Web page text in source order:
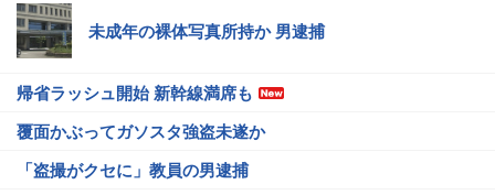
未成年の裸体写真所持か 男逮捕
帰省ラッシュ開始 新幹線満席も
覆面かぶってガソスタ強盗未遂か
「盗撮がクセに」教員の男逮捕